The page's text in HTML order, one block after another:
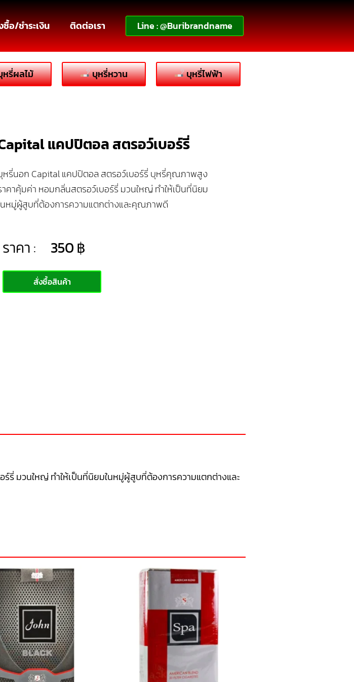
ซื้อ/ชำระเงิน ติดต่อเรา Line : @Buribrandname
รี่ผลไม้ บุหรี่หวาน บุหรี่ไฟฟ้า
แคปปิตอล สตรอว์เบอร์รี่
หรี่นอก Capital แคปปิตอล สตรอว์เบอร์รี่ บุหรี่คุณภาพสูง
าคาคุ้มค่า หอมกลิ่นสตรอว์เบอร์รี่ มวนใหญ่ ทำให้เป็นที่นิยม
นหมู่ผู้สูบที่ต้องการความแตกต่างและคุณภาพดี
ราคา : 350฿
สั่งซื้อสินค้า
มวนใหญ่ ทำให้เป็นที่นิยมในหมู่ผู้สูบที่ต้องการความแตกต่างและ